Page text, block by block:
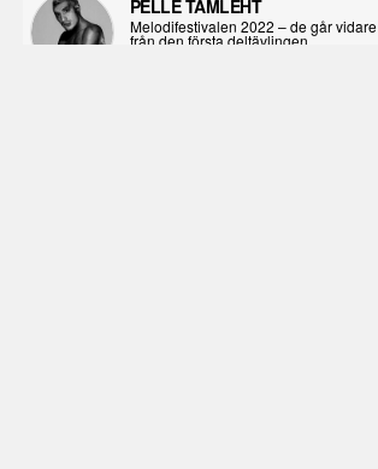
PELLE TAMLEHT
Melodifestivalen 2022 – de går vidare
från den första deltävlingen